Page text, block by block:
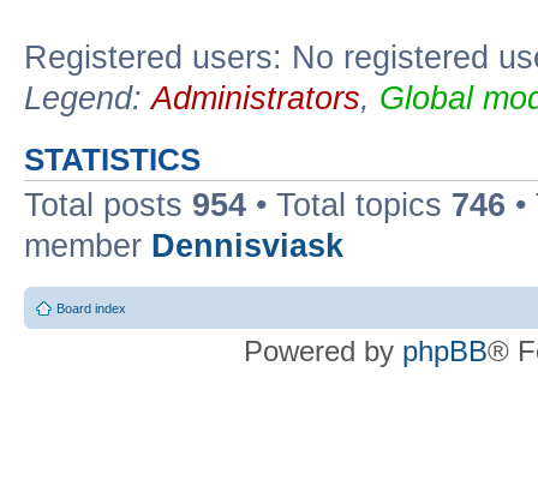
Registered users: No registered
Legend:Administrators, Global
STATISTICS
Total posts 954 • Total topics 746
member Dennisviask
Board index
Powered by phpBB®